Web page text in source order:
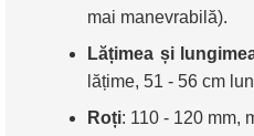
mai manevrabilă).
Lățimea și
lățime, 51 - 56 cm
Roți: 110 - 120 mm,